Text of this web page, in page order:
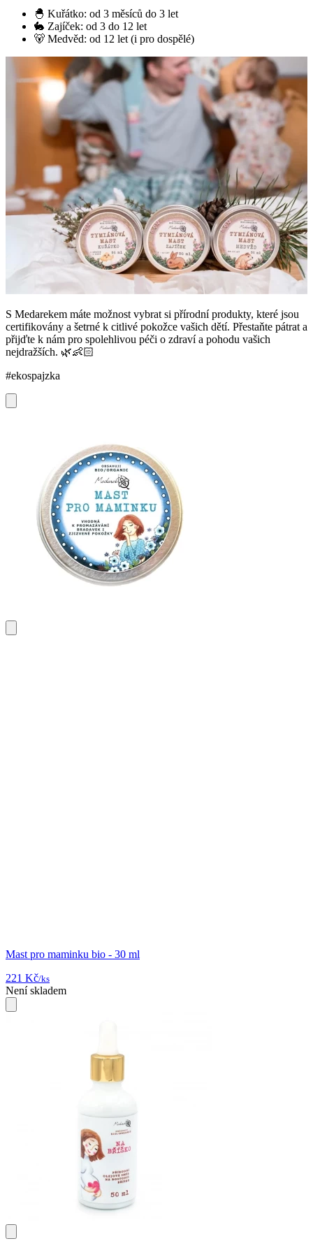
🐣 Kuřátko: od 3 měsíců do 3 let
🐇 Zajíček: od 3 do 12 let
🐻 Medvěd: od 12 let (i pro dospělé)
S Medarekem máte možnost vybrat si přírodní produkty, které jsou
certifikovány a šetrné k citlivé pokožce vašich dětí. Přestaňte pátrat a
přijďte k nám pro spolehlivou péči o zdraví a pohodu vašich
nejdražších. 🌿👶🏻
#ekospajzka
Mast pro maminku bio - 30 ml
221 Kč/ks
Není skladem